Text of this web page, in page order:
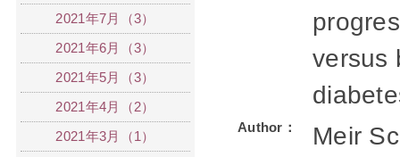
versus
Author： Meir
2021年7月（3）
2021年6月（3）
2021年5月（3）
2021年4月（2）
2021年3月（1）